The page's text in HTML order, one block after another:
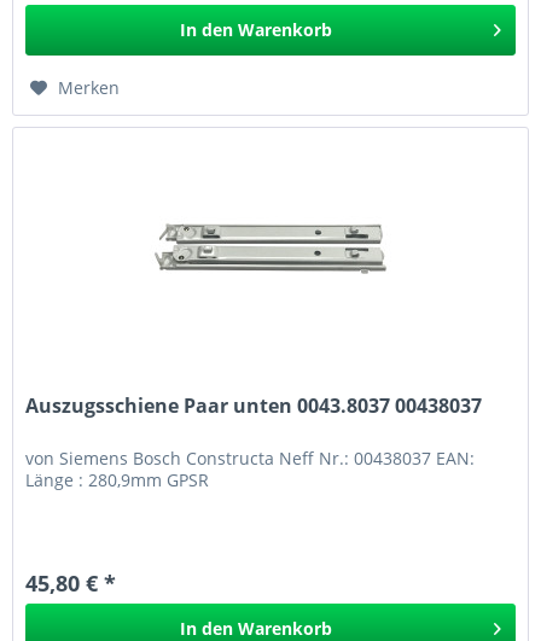
In den Warenkorb
Merken
Auszugsschiene Paar unten 0043.8037 00438037
von Siemens Bosch Constructa Neff Nr.: 00438037 EAN:
Länge : 280,9mm GPSR
45,80 € *
In den Warenkorb